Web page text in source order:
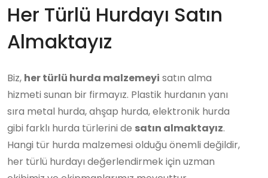
Her Türlü Hurdayı Satın
Almaktayız
Biz, her türlü hurda malzemeyi satın alma
hizmeti sunan bir firmayız. Plastik hurdanın yanı
sıra metal hurda, ahşap hurda, elektronik hurda
gibi farklı hurda türlerini de satın almaktayız.
Hangi tür hurda malzemesi olduğu önemli değildir,
her türlü hurdayı değerlendirmek için uzman